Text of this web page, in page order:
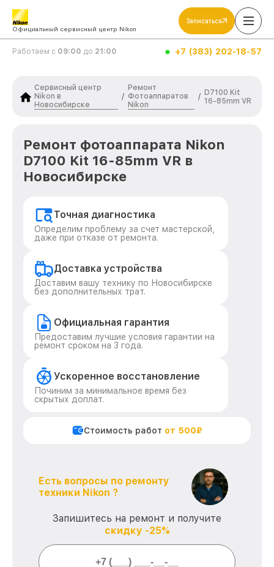
Официальный сервисный центр Nikon
Записаться
Работаем с 09:00 до 21:00 +7 (383) 202-18-57
Сервисный центр
Nikon в
Новосибирске
/
Ремонт
Фотоаппаратов
Nikon
/ D7100 Kit
16-85mm VR
Ремонт фотоаппарата Nikon
D7100 Kit 16-85mm VR в
Новосибирске
Точная диагностика
Определим проблему за счет мастерской,
даже при отказе от ремонта.
Доставка устройства
Доставим вашу технику по Новосибирске
без дополнительных трат.
Официальная гарантия
Предоставим лучшие условия гарантии на
ремонт сроком на 3 года.
Ускоренное восстановление
Починим за минимальное время без
скрытых доплат.
Стоимость работ от 500₽
Есть вопросы по ремонту
техники Nikon ?
Запишитесь на ремонт и получите
скидку -25%